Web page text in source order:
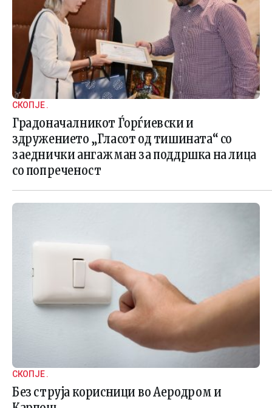
СКОПЈЕ .
Градоначалникот Ѓорѓиевски и
здружението „Гласот од тишината“ со
заеднички ангажман за поддршка на лица
со попреченост
СКОПЈЕ .
Без струја корисници во Аеродром и